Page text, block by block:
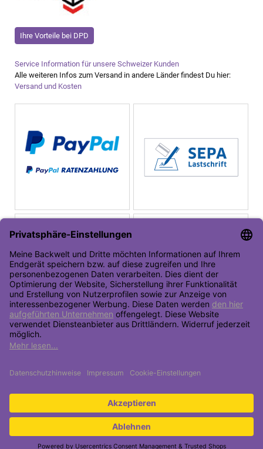
Toolbar öffnen
Ihre Vorteile bei DPD
Service Information für unsere Schweizer Kunden
Alle weiteren Infos zum Versand in andere Länder findest Du hier:
Versand und Kosten